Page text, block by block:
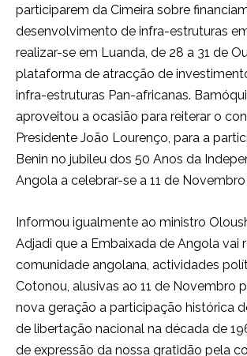
participarem da Cimeira sobre
desenvolvimento de infra-estruturas
realizar-se em Luanda, de 28 a 31 de
plataforma de atracção de
infra-estruturas Pan-africanas.
aproveitou a ocasião para reiterar o
Presidente João Lourenço, para a
Benin no jubileu dos 50 Anos da
Angola a celebrar-se a 11 de
Informou igualmente ao ministro
Adjadi que a Embaixada de Angola vai
comunidade angolana, actividades
Cotonou, alusivas ao 11 de Novembro
nova geração a participação histórica
de libertação nacional na década de
de expressão da nossa gratidão pela